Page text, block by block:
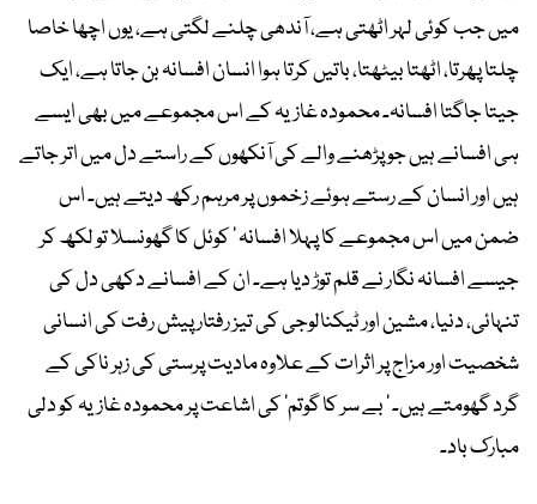
میں جب کوئی لہر اٹھتی ہے، آندھی چلنے لگتی ہے، یوں اچھا خاصا
چلتا پھرتا، اٹھتا بیٹھتا، باتیں کرتا ہوا انسان افسانہ بن جاتا ہے، ایک
جیتا جاگتا افسانہ۔ محمودہ غازیہ کے اس مجموعے میں بھی ایسے
ہی افسانے ہیں جو پڑھنے والے کی آنکھوں کے راستے دل میں اتر جاتے
ہیں اور انسان کے رستے ہوئے زخموں پر مرہم رکھ دیتے ہیں۔ اس
ضمن میں اس مجموعے کا پہلا افسانہ ' کوئل کا گھونسلا تو لکھ کر
جیسے افسانہ نگار نے قلم توڑ دیا ہے۔ ان کے افسانے دکھی دل کی
تنہائی، دنیا، مشین اور ٹیکنالوجی کی تیز رفتار پیش رفت کی انسانی
شخصیت اور مزاج پر اثرات کے علاوہ مادیت پرستی کی زہر ناکی کے
گرد گھومتے ہیں۔ ' بے سر کا گوتم' کی اشاعت پر محمودہ غازیہ کو دلی
مبارک باد۔